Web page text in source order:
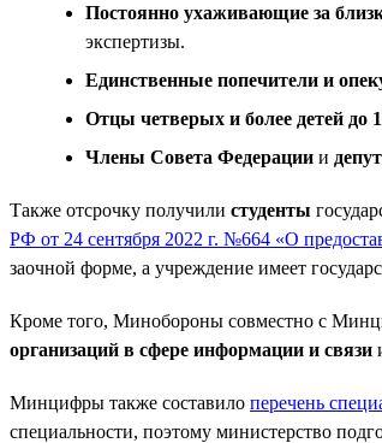
Постоянно ухаживающие за
экспертизы.
Единственные попечители и
Отцы четверых и более детей до
Члены Совета Федерации и
Также отсрочку получили студенты
РФ от 24 сентября 2022 г. №664 «О
заочной форме, а учреждение имеет
Кроме того, Минобороны совместно с
организаций в сфере информации и связи
Минцифры также составило перечень
специальности, поэтому министерство